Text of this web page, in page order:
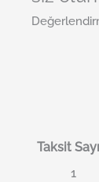
Taksit
1